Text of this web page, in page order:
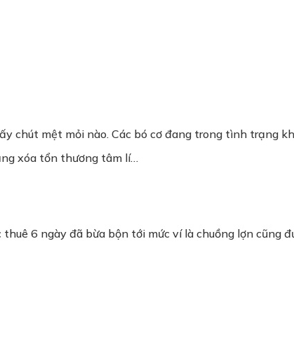
chút mệt mỏi nào. Các bó cơ đang trong tình trạng
xóa tổn thương tâm lí…
6 ngày đã bừa bộn tới mức ví là chuồng lợn cũng